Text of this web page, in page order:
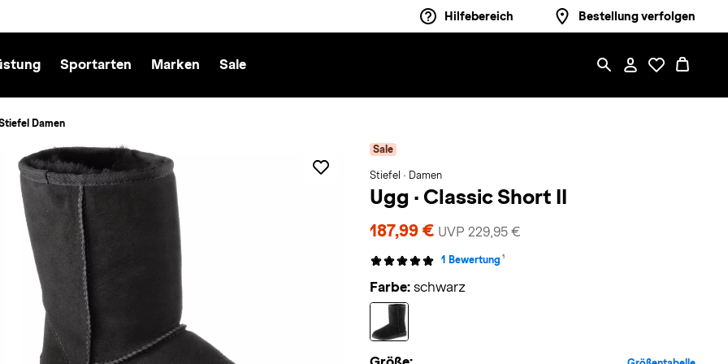
Hilfebereich Bestellung verfolgen
Sportarten Marken Sale
Damen
Sale
Stiefel · Damen
Ugg · Classic Short II
187,99 € UVP 229,95 €
1 Bewertung 1
Farbe: schwarz